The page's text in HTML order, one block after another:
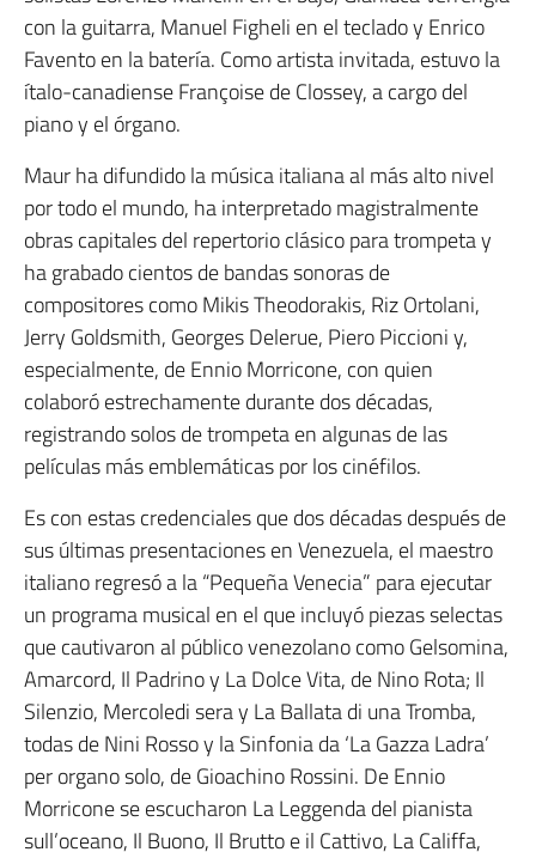
con la guitarra, Manuel Figheli en el teclado y Enrico
Favento en la batería. Como artista invitada, estuvo la
ítalo-canadiense Françoise de Clossey, a cargo del
piano y el órgano.
Maur ha difundido la música italiana al más alto nivel
por todo el mundo, ha interpretado magistralmente
obras capitales del repertorio clásico para trompeta y
ha grabado cientos de bandas sonoras de
compositores como Mikis Theodorakis, Riz Ortolani,
Jerry Goldsmith, Georges Delerue, Piero Piccioni y,
especialmente, de Ennio Morricone, con quien
colaboró estrechamente durante dos décadas,
registrando solos de trompeta en algunas de las
películas más emblemáticas por los cinéfilos.
Es con estas credenciales que dos décadas después de
sus últimas presentaciones en Venezuela, el maestro
italiano regresó a la “Pequeña Venecia” para ejecutar
un programa musical en el que incluyó piezas selectas
que cautivaron al público venezolano como Gelsomina,
Amarcord, Il Padrino y La Dolce Vita, de Nino Rota; Il
Silenzio, Mercoledi sera y La Ballata di una Tromba,
todas de Nini Rosso y la Sinfonia da ‘La Gazza Ladra’
per organo solo, de Gioachino Rossini. De Ennio
Morricone se escucharon La Leggenda del pianista
sull’oceano, Il Buono, Il Brutto e il Cattivo, La Califfa,